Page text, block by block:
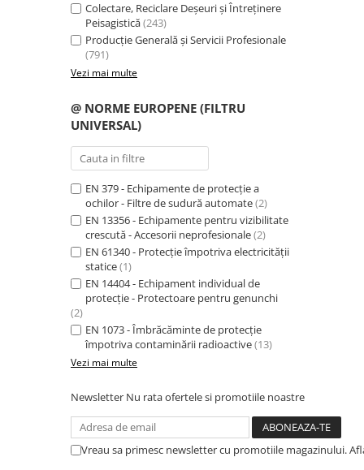
CĂȘTI DE PROTECȚIE
PROTECȚIA OCHILOR
Ochelari de protecție
Măști și geamuri de sudură
PROTECȚIE AUDITIVĂ
Antifoane externe
Antifoane externe clasice
Antifoane externe cu prindere pe
casca de protecție
Antifoane interne
Antifoane interne de unică
Antifoane interne reutilizabile
Antifoane interne cu fir
PROTECȚIE RESPIRATORIE
Protecție respiratorie de unică
Măști integrale reutilizabile
Semi-măști reutilizabile
Colectare, Reciclare Deșeuri și Întreținere
Peisagistică(243)
Producție Generală și Servicii Profesionale
(791)
Vezi mai multe
@ NORME EUROPENE (FILTRU
UNIVERSAL)
EN 379 - Echipamente de protecție a
ochilor - Filtre de sudură automate(2)
EN 13356 - Echipamente pentru vizibilitate
crescută - Accesorii neprofesionale(2)
EN 61340 - Protecție împotriva electricității
statice(1)
EN 14404 - Echipament individual de
protecție - Protectoare pentru genunchi
(2)
EN 1073 - Îmbrăcăminte de protecție
împotriva contaminării radioactive(13)
Vezi mai multe
Newsletter Nu rata ofertele si promotiile noastre
Vreau sa primesc newsletter cu promotiile magazinului.